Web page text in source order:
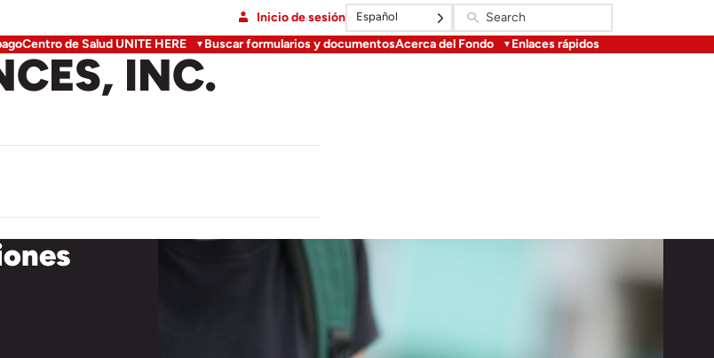
Inicio de sesión Español
Centro de Salud UNITE HERE Buscar formularios y documentosAcerca del Fondo Enlaces rápidos
INC.